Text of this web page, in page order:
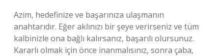
Azim, hedefinize ve başarınıza ulaşmanın
anahtarıdır. Eğer aklınızı bir şeye verirseniz ve tüm
kalbinizle ona bağlı kalırsanız, başarılı olursunuz.
Kararlı olmak için önce inanmalısınız, sonra çaba,